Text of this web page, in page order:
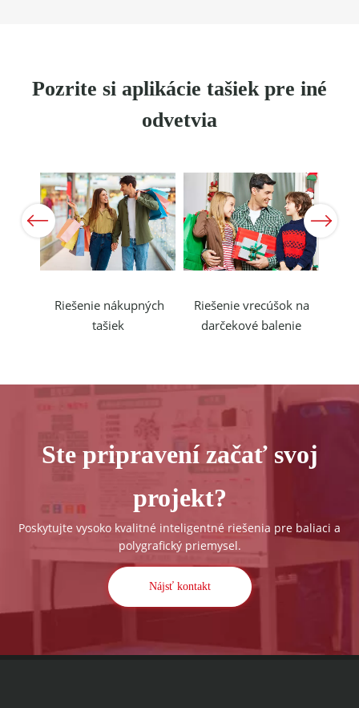
Pozrite si aplikácie tašiek pre iné
odvetvia
Previous
Riešenie nákupných
tašiek
Riešenie vrecúšok na
Next
Ste pripravení začať svoj
projekt?
Poskytujte vysoko kvalitné inteligentné riešenia pre baliaci a
polygrafický priemysel.
Nájsť kontakt